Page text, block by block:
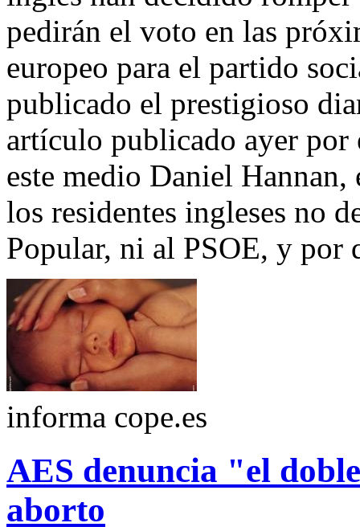
pedirán el voto en las
europeo para el partido
publicado el prestigioso
artículo publicado ayer
este medio Daniel Hannan,
los residentes ingleses no
Popular, ni al PSOE, y por
informa cope.es
AES denuncia "el
aborto